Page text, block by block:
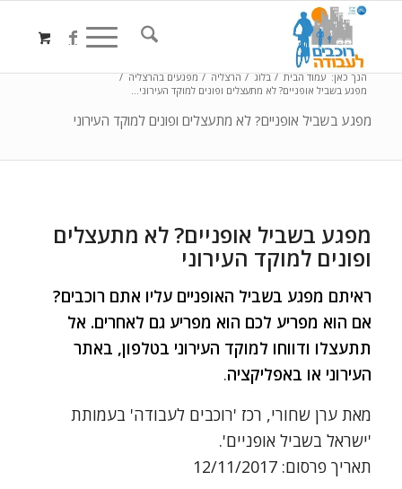
מפגע בשביל אופניים? לא מתעצלים ופונים למוקד העירוני
הנך כאן: עמוד הבית / בלוג / הרצליה / מפגעים בהרצליה /
מפגע בשביל אופניים? לא מתעצלים ופונים למוקד העירוני...
מפגע בשביל אופניים? לא מתעצלים
ופונים למוקד העירוני
ראיתם מפגע בשביל האופניים עליו אתם רוכבים?
אם הוא מפריע לכם הוא מפריע גם לאחרים. אל
תתעצלו ודווחו למוקד העירוני בטלפון, באתר
העירוני או באפליקציה.
מאת ערן שחורי, רכז 'רוכבים לעבודה' בעמותת
'ישראל בשביל אופניים'.
תאריך פרסום: 12/11/2017